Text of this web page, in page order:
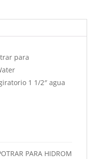
para
1 1/2″ agua
PARA HIDROMASAJE /